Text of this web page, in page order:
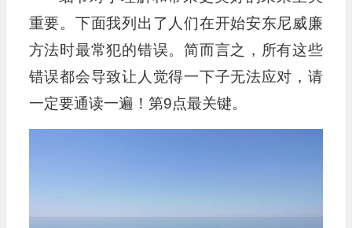
重要。下面我列出了人们在开始安东尼威廉
方法时最常犯的错误。简而言之，所有这些
错误都会导致让人觉得一下子无法应对，请
一定要通读一遍！第9点最关键。